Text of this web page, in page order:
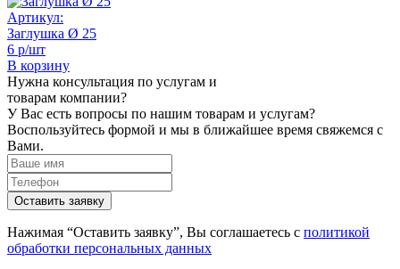
Артикул:
Заглушка Ø 25
6 р/шт
В корзину
Нужна консультация по услугам и
товарам компании?
У Вас есть вопросы по нашим товарам и услугам?
Воспользуйтесь формой и мы в ближайшее время свяжемся с
Вами.
Нажимая “Оставить заявку”, Вы соглашаетесь с политикой
обработки персональных данных